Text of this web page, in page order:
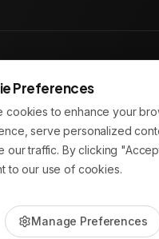
© 2026AYATonline.com
Preferences
cookies to enhance your
serve personalized
our traffic. By clicking
to our use of cookies.
Manage Preferences